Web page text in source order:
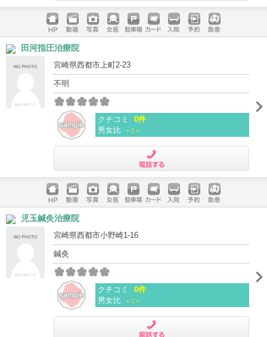
ホームペ
ージ
動画 写真 女医 駐車場
クレジッ
入院 予約 急患
田河指圧治療院
宮崎県西都市上町2-23
不明
クチコミ
0件
男女比 -：-
ホームペ
ージ
動画 写真 女医 駐車場
クレジッ
入院 予約 急患
児玉鍼灸治療院
宮崎県西都市小野崎1-16
鍼灸
クチコミ
0件
男女比 -：-